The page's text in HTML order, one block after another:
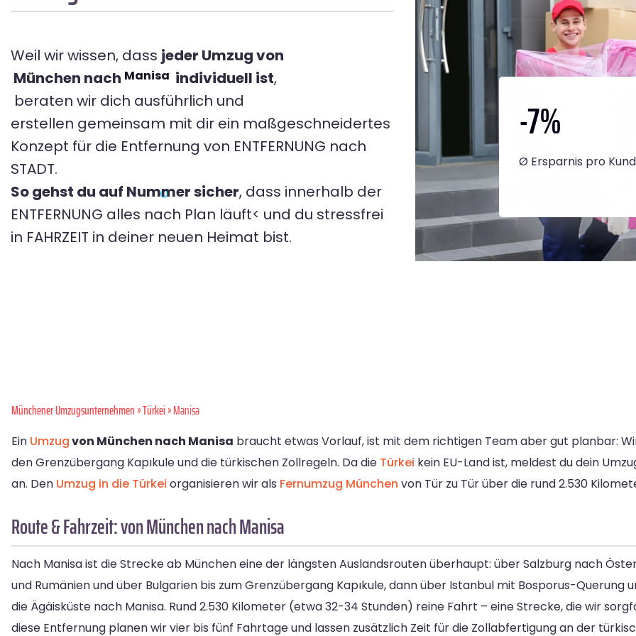
Weil wir wissen, dass jeder Umzug von
München nach Manisa individuell ist,
beraten wir dich ausführlich und
erstellen gemeinsam mit dir ein maßgeschneidertes
Konzept für die Entfernung von ENTFERNUNG nach
STADT.
So gehst du auf Nummer sicher, dass innerhalb der
ENTFERNUNG alles nach Plan läuft< und du stressfrei
in FAHRZEIT in deiner neuen Heimat bist.
-7%
Ø Ersparnis pro
Münchener Umzugsunternehmen»Türkei» Manisa
Ein Umzugvon München nach Manisa braucht etwas Vorlauf, ist mit dem richtigen Team aber gut planbar:
den Grenzübergang Kapıkule und die türkischen Zollregeln. Da die Türkei kein EU-Land ist, meldest du dein
an. Den Umzug in die Türkei organisieren wir als Fernumzug München von Tür zu Tür über die rund 2.530
Route & Fahrzeit: von München nach Manisa
Nach Manisa ist die Strecke ab München eine der längsten Auslandsrouten überhaupt: über Salzburg nach
und Rumänien und über Bulgarien bis zum Grenzübergang Kapıkule, dann über Istanbul mit Bosporus-Querung
die Ägäisküste nach Manisa. Rund 2.530 Kilometer (etwa 32-34 Stunden) reine Fahrt – eine Strecke, die wir
diese Entfernung planen wir vier bis fünf Fahrtage und lassen zusätzlich Zeit für die Zollabfertigung an der